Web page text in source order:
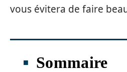
vous évitera de faire
Sommaire